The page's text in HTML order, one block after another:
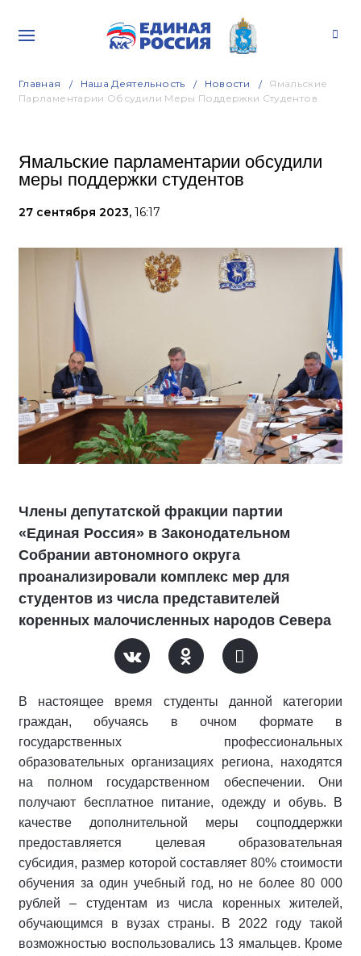
Главная Наша Деятельность Новости
Ямальские
Парламентарии Обсудили Меры Поддержки Студентов
Ямальские парламентарии обсудили
меры поддержки студентов
27 сентября 2023, 16:17
Члены депутатской фракции партии
«Единая Россия» в Законодательном
Собрании автономного округа
проанализировали комплекс мер для
студентов из числа представителей
коренных малочисленных народов Севера
В настоящее время студенты данной категории
граждан, обучаясь в очном формате в
государственных профессиональных
образовательных организациях региона, находятся
на полном государственном обеспечении. Они
получают бесплатное питание, одежду и обувь. В
качестве дополнительной меры соцподдержки
предоставляется целевая образовательная
субсидия, размер которой составляет 80% стоимости
обучения за один учебный год, но не более 80 000
рублей – студентам из числа коренных жителей,
обучающимся в вузах страны. В 2022 году такой
возможностью воспользовались 13 ямальцев. Кроме